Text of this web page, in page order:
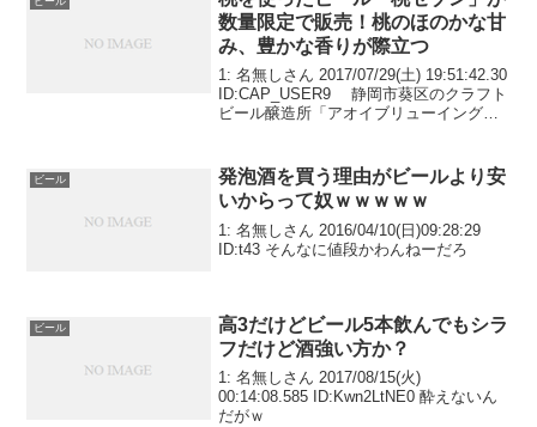
数量限定で販売！桃のほのかな甘
み、豊かな香りが際立つ
1: 名無しさん 2017/07/29(土) 19:51:42.30
ID:CAP_USER9 静岡市葵区のクラフト
ビール醸造所「アオイブリューイング」
し、数量限定で販...
ビール
発泡酒を買う理由がビールより安
いからって奴ｗｗｗｗｗ
1: 名無しさん 2016/04/10(日)09:28:29
ID:t43 そんなに値段かわんねーだろ
ビール
高3だけどビール5本飲んでもシラ
フだけど酒強い方か？
1: 名無しさん 2017/08/15(火)
00:14:08.585 ID:Kwn2LtNE0 酔えないん
だがｗ